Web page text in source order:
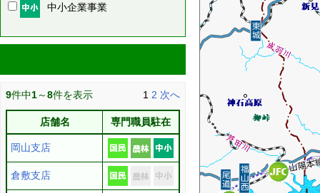
中小企業事業
9件中1～8件を表示 1 2 次へ
店舗名 専門職員駐在
岡山支店
倉敷支店